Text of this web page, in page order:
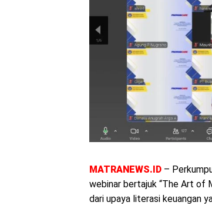
MATRANEWS.ID –
webinar bertajuk “The Art of
dari upaya literasi keuangan